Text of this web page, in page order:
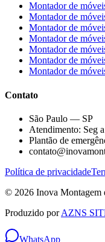
Montador de
Montador de
Montador de
Montador de
Montador de
Montador de
Montador de
Contato
São Paulo — SP
Atendimento: Seg
Plantão de
Política de privacidade
© 2026 Inova Montagem
Produzido porAZNS
WhatsApp